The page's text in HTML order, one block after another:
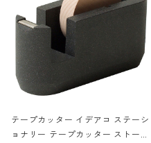
テープカッター イデアコ ステーシ
ョナリー テープカッター ストーン